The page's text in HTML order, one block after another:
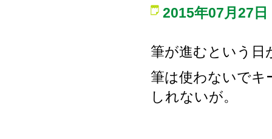
2015年07月27日
筆が進むという日
筆は使わないでキ
しれないが。